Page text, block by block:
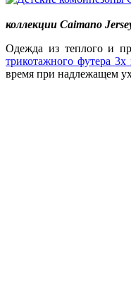
коллекции Caimano
Одежда из теплого и
трикотажного футера 3х
время при надлежащем